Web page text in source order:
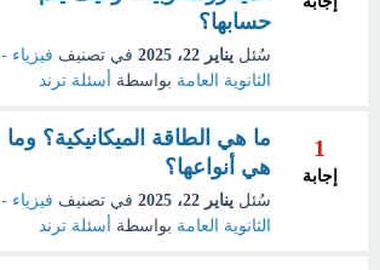
حسابها؟
سُئل يناير 22، 2025 في تصنيف فيزياء -
الثانوية العامة بواسطة أسئلة ترند
1
إجابة
ما هي الطاقة الميكانيكية؟ وما
هي أنواعها؟
سُئل يناير 22، 2025 في تصنيف فيزياء -
الثانوية العامة بواسطة أسئلة ترند